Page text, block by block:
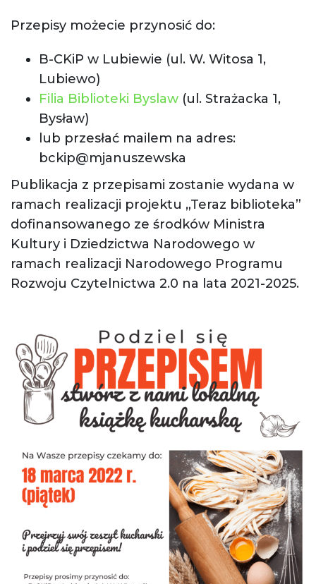
Przepisy możecie przynosić do:
B-CKiP w Lubiewie (ul. W. Witosa 1,
Lubiewo)
Filia Biblioteki Byslaw (ul. Strażacka 1,
Bysław)
lub przesłać mailem na adres:
bckip@mjanuszewska
Publikacja z przepisami zostanie wydana w
ramach realizacji projektu „Teraz biblioteka”
dofinansowanego ze środków Ministra
Kultury i Dziedzictwa Narodowego w
ramach realizacji Narodowego Programu
Rozwoju Czytelnictwa 2.0 na lata 2021-2025.